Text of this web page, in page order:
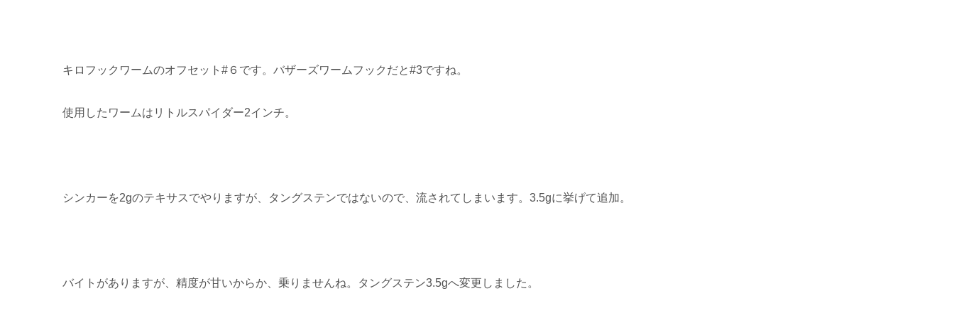
キロフックワームのオフセット#６です。バザーズワームフックだと#3ですね。
使用したワームはリトルスパイダー2インチ。
シンカーを2gのテキサスでやりますが、タングステンではないので、流されてしまいます。3.5gに挙げて追加。
バイトがありますが、精度が甘いからか、乗りませんね。タングステン3.5gへ変更しました。